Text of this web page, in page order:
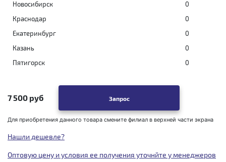
Новосибирск
0
Краснодар
0
Екатеринбург
0
Казань
0
Пятигорск
0
7 500 руб Запрос
Для приобретения данного товара смените филиал в верхней части экрана
Нашли дешевле?
Оптовую цену и условия ее получения уточнйте у менеджеров